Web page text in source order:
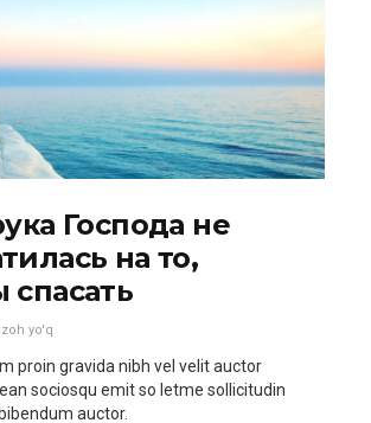
Господа не
на то,
спасать
izoh yo'q
proin gravida nibh vel velit auctor
sociosqu emit so letme sollicitudin
auctor.